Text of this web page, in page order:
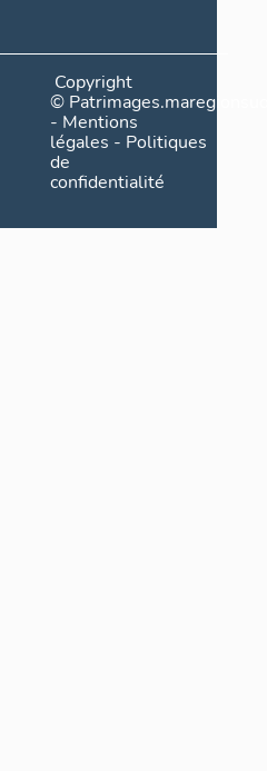
Copyright
©
- Mentions
légales - Politiques
de
confidentialité